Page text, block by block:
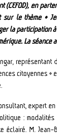
(CEFOD), en
le thème «
la participation
La séance
représentant
citoyennes »
expert
:
M. Jean-